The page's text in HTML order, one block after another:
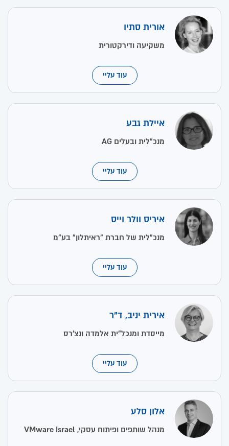
אורית סתיו
משקיעה ודירקטורית
עוד עליי
איילת גבע
מנכ"לית ובעלים AG
עוד עליי
איריס וולר וייס
מנכ"לית של חברת "ראיתלון" בע"מ
עוד עליי
אירית יניב, ד"ר
מייסדת ומנכל"ית אלמדה ונצ’רס
עוד עליי
אלון סלע
מנהל שותפים ופיתוח עסקי, VMware Israel